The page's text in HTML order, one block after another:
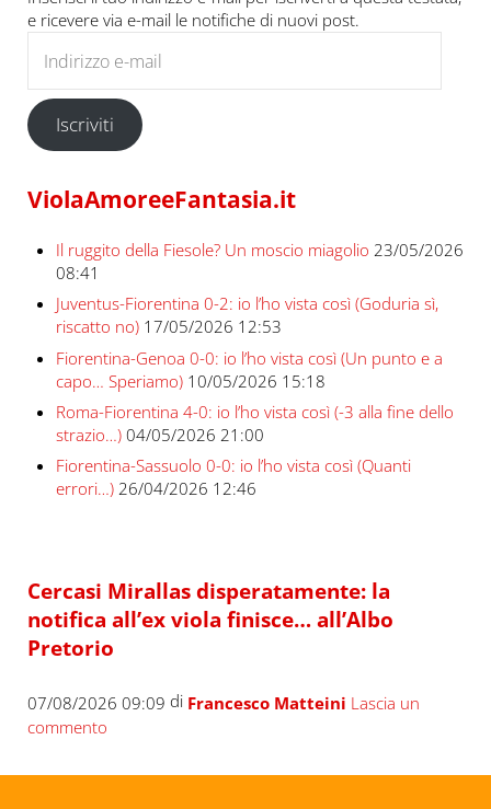
e ricevere via e-mail le notifiche di nuovi post.
Iscriviti
ViolaAmoreeFantasia.it
Il ruggito della Fiesole? Un moscio miagolio 23/05/2026
08:41
Juventus-Fiorentina 0-2: io l’ho vista così (Goduria sì,
riscatto no) 17/05/2026 12:53
Fiorentina-Genoa 0-0: io l’ho vista così (Un punto e a
capo… Speriamo) 10/05/2026 15:18
Roma-Fiorentina 4-0: io l’ho vista così (-3 alla fine dello
strazio…) 04/05/2026 21:00
Fiorentina-Sassuolo 0-0: io l’ho vista così (Quanti
errori…) 26/04/2026 12:46
Cercasi Mirallas disperatamente: la
notifica all’ex viola finisce… all’Albo
Pretorio
07/08/2026 09:09 di Francesco Matteini Lascia un
commento